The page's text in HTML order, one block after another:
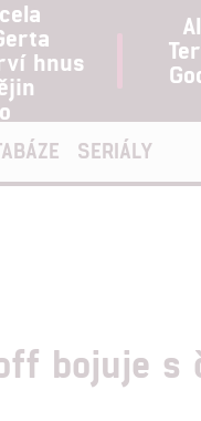
hnus
SERIÁLY
bojuje s